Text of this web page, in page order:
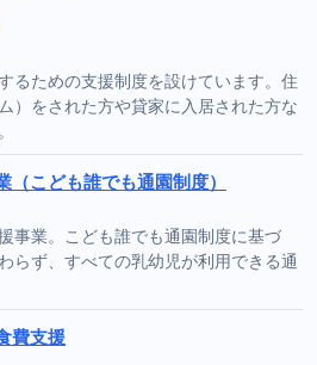
るための支援制度を設けています。住
）をされた方や貸家に入居された方な
こども誰でも通園制度）
事業。こども誰でも通園制度に基づ
らず、すべての乳幼児が利用できる通
費支援